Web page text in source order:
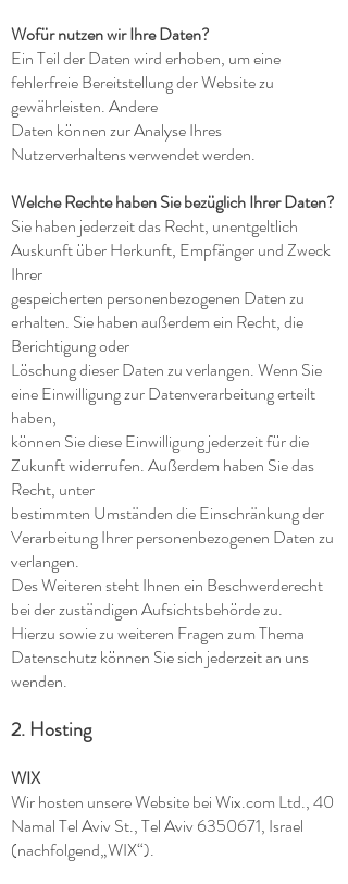
Wofür nutzen wir Ihre Daten?
Ein Teil der Daten wird erhoben, um eine
fehlerfreie Bereitstellung der Website zu
gewährleisten. Andere
Daten können zur Analyse Ihres
Nutzerverhaltens verwendet werden.
Welche Rechte haben Sie bezüglich Ihrer Daten?
Sie haben jederzeit das Recht, unentgeltlich
Auskunft über Herkunft, Empfänger und Zweck
Ihrer
gespeicherten personenbezogenen Daten zu
erhalten. Sie haben außerdem ein Recht, die
Berichtigung oder
Löschung dieser Daten zu verlangen. Wenn Sie
eine Einwilligung zur Datenverarbeitung erteilt
haben,
können Sie diese Einwilligung jederzeit für die
Zukunft widerrufen. Außerdem haben Sie das
Recht, unter
bestimmten Umständen die Einschränkung der
Verarbeitung Ihrer personenbezogenen Daten zu
verlangen.
Des Weiteren steht Ihnen ein Beschwerderecht
bei der zuständigen Aufsichtsbehörde zu.
Hierzu sowie zu weiteren Fragen zum Thema
Datenschutz können Sie sich jederzeit an uns
wenden.
2. Hosting
WIX
Wir hosten unsere Website bei Wix.com Ltd., 40
Namal Tel Aviv St., Tel Aviv 6350671, Israel
(nachfolgend„WIX“).